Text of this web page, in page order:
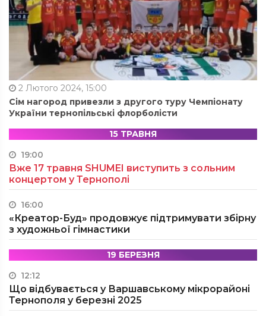
2 Лютого 2024, 15:00
Сім нагород привезли з другого туру Чемпіонату
України тернопільські флорболісти
15 ТРАВНЯ
19:00
Вже 17 травня SHUMEI виступить з сольним
концертом у Тернополі
16:00
«Креатор-Буд» продовжує підтримувати збірну
з художньої гімнастики
19 БЕРЕЗНЯ
12:12
Що відбувається у Варшавському мікрорайоні
Тернополя у березні 2025